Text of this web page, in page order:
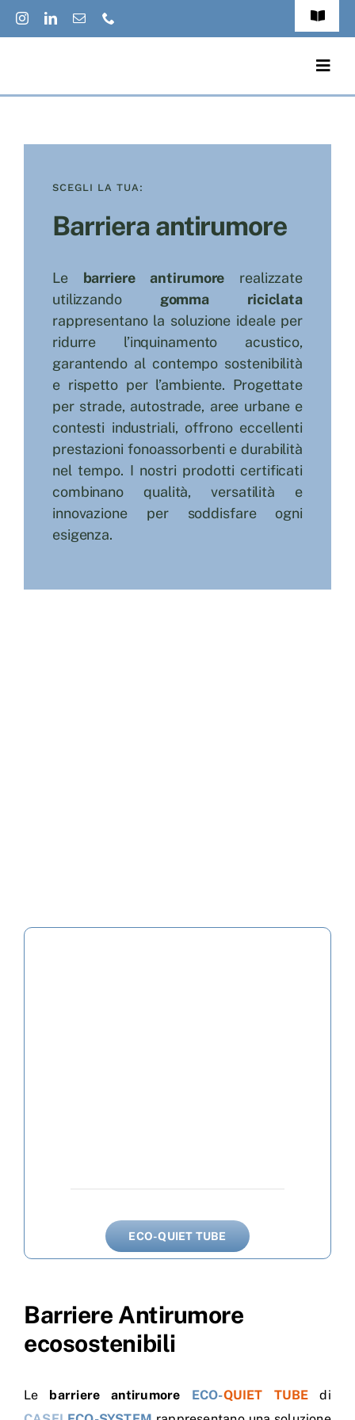
Salta
al
Toggle
Contatti
Chi Siamo
Cerca
per:
SCEGLI LA TUA:
Barriera antirumore
Le barriere antirumore realizzate
utilizzando gomma riciclata
rappresentano la soluzione ideale per
ridurre l’inquinamento acustico,
garantendo al contempo sostenibilità
e rispetto per l’ambiente. Progettate
per strade, autostrade, aree urbane e
contesti industriali, offrono eccellenti
prestazioni fonoassorbenti e durabilità
nel tempo. I nostri prodotti certificati
combinano qualità, versatilità e
innovazione per soddisfare ogni
esigenza.
ECO-QUIET TUBE
Barriere Antirumore
ecosostenibili
Le barriere antirumore ECO-QUIET TUBE di